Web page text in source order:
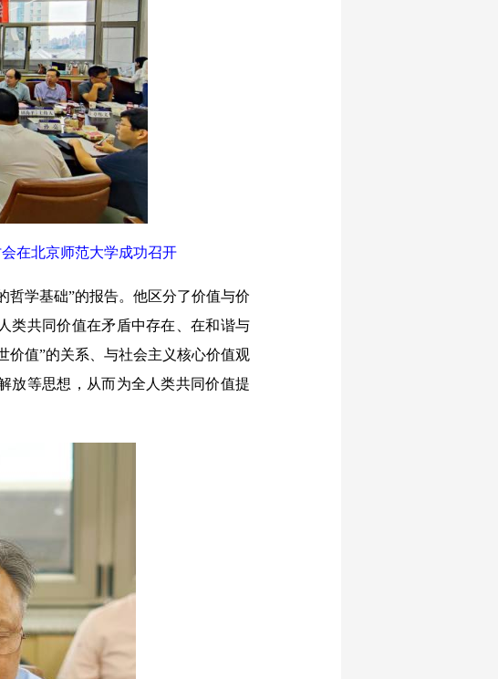
在北京师范大学成功召开
学基础”的报告。他区分了价值与价
类共同价值在矛盾中存在、在和谐与
价值”的关系、与社会主义核心价值观
放等思想，从而为全人类共同价值提